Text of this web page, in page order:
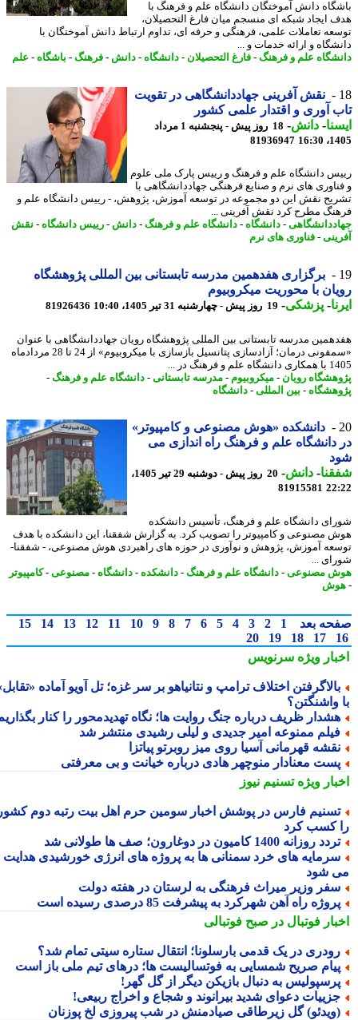
دانش آموختگان دانشگاه علم و فرهنگ با
ایجاد شبکه ای منسجم میان فارغ التحصیلان،
تعاملات علمی، فرهنگی و حرفه ای، تداوم ارتباط دانش آموختگان با
و ارائه خدمات و ...
علم و فرهنگ -فارغ التحصیلان-دانشگاه-دانش -فرهنگ -باشگاه-علم
نقش آفرینی جهاددانشگاهی در تقویت
آوری و اقتدار علمی کشور
-دانش -
18 روز پیش - پنجشنبه 1 مرداد
81936947
دانشگاه علم و فرهنگ و رییس پارک ملی علوم
های نرم و صنایع فرهنگی جهاددانشگاهی با
نقش این دو مجموعه در توسعه آموزش، پژوهش، - رییس دانشگاه علم و
مطرح کرد نقش آفرینی ...
-دانشگاه-دانشگاه علم و فرهنگ -دانش -رییس دانشگاه-نقش
-فناوری های نرم
برگزاری هفدهمین مدرسه تابستانی بین المللی پژوهشگاه
با محوریت میکروبیوم
-پزشکی-19 روز پیش - چهارشنبه 31 تیر 1405، 10:40 81926436
مدرسه تابستانی بین المللی پژوهشگاه رویان جهاددانشگاهی با عنوان
«سمفونی درمان؛ آزادسازی پتانسیل بازسازی با میکروبیوم» از 24 تا 28 مردادماه
و فرهنگ در ...
رویان -میکروبیوم-مدرسه تابستانی-دانشگاه علم و فرهنگ -
-بین المللی-دانشگاه
دانشکده «هوش مصنوعی و کامپیوتر»
دانشگاه علم و فرهنگ راه اندازی می
-دانش -
20 روز پیش - دوشنبه 29 تیر 1405،
81915581
دانشگاه علم و فرهنگ، تأسیس دانشکده
مصنوعی و کامپیوتر را تصویب کرد. به گزارش شفقنا، این دانشکده با هدف
آموزش، پژوهش و نوآوری در حوزه های راهبردی هوش مصنوعی، - شفقنا-
...
مصنوعی-دانشگاه علم و فرهنگ -دانشکده-دانشگاه-مصنوعی-کامپیوتر
بعد 1
2
3
4
5
6
7
8
9
10
11
12
13
14
15
17
18
19
20
ویژهسرنویس
اختلاف ترامپ و نتانیاهو بر سر غزه؛ تل آویو آماده «تقابل»
واشنگتن؟
ظریف درباره جنگ روایت ها؛ نگاه تهدیدمحور را کنار بگذاریم
ممنوعه امیر جدیدی و لیلی رشیدی منتشر شد
قهرمانی آسیا روی میز روبرتو پیاتزا
معنادار منوچهر هادی درباره خیانت و بی معرفتی
ویژهتسنیم نیوز
فارس در پوشش اخبار سومین حرم اهل بیت رتبه دوم کشور
کسب کرد
روزانه 1400 کامیون در دوغارون؛ صف ها طولانی شد
های خرد سمنانی ها به پروژه های انرژی خورشیدی هدایت
شود
وزیر میراث فرهنگی به لرستان در هفته دولت
راه آهن شهرکرد به پیشرفت 85 درصدی رسیده است
فوتبال در صبح فوتبالی
در یک قدمی بارسلونا؛ انتقال ستاره سیتی تمام شد؟
صریح شمسایی به فوتسالیست ها؛ درهای تیم ملی باز است
به دنبال بازیکن دیگر از گل گهر!
دعوای شدید بیرانوند و شجاع و اخراج ربیعی!
گل زیرطاقی صیادمنش در شب پیروزی لخ پوزنان